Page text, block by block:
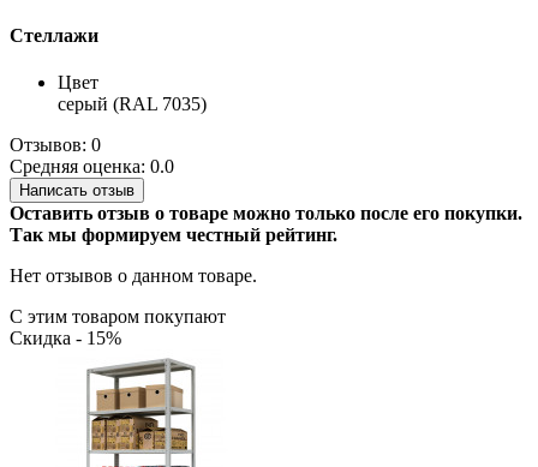
Стеллажи
Цвет
серый (RAL 7035)
Отзывов: 0
Средняя оценка: 0.0
Написать отзыв
Оставить отзыв о товаре можно только после его покупки.
Так мы формируем честный рейтинг.
Нет отзывов о данном товаре.
С этим товаром покупают
Скидка - 15%